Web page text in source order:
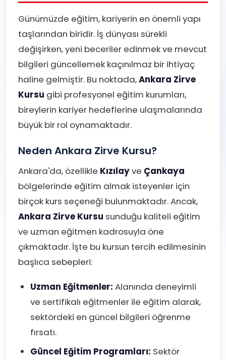
Günümüzde eğitim, kariyerin en önemli yapı
taşlarından biridir. İş dünyası sürekli
değişirken, yeni beceriler edinmek ve mevcut
bilgileri güncellemek kaçınılmaz bir ihtiyaç
haline gelmiştir. Bu noktada,Ankara Zirve
Kursu gibi profesyonel eğitim kurumları,
bireylerin kariyer hedeflerine ulaşmalarında
büyük bir rol oynamaktadır.
Neden Ankara Zirve Kursu?
Ankara'da, özellikle Kızılayve Çankaya
bölgelerinde eğitim almak isteyenler için
birçok kurs seçeneği bulunmaktadır. Ancak,
Ankara Zirve Kursu sunduğu kaliteli eğitim
ve uzman eğitmen kadrosuyla öne
çıkmaktadır. İşte bu kursun tercih edilmesinin
başlıca sebepleri:
Uzman Eğitmenler: Alanında deneyimli
ve sertifikalı eğitmenler ile eğitim alarak,
sektördeki en güncel bilgileri öğrenme
fırsatı.
Güncel Eğitim Programları: Sektör